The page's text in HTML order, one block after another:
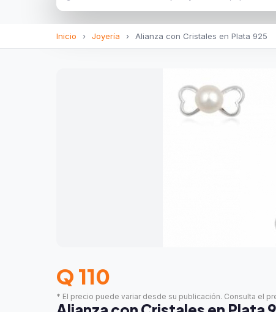
Inicio › Joyería › Alianza con Cristales en Plata 925
Q 110
* El precio puede variar desde su publicación. Consulta el